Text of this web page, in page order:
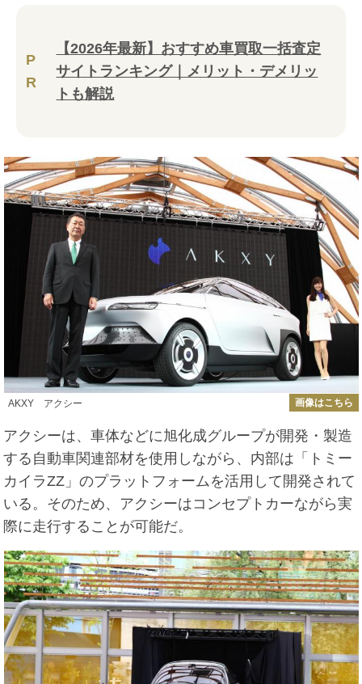
P
R
【2026年最新】おすすめ車買取一括査定
サイトランキング｜メリット・デメリッ
トも解説
AKXY アクシー 画像はこちら
アクシーは、車体などに旭化成グループが開発・製造
する自動車関連部材を使用しながら、内部は「トミー
カイラZZ」のプラットフォームを活用して開発されて
いる。そのため、アクシーはコンセプトカーながら実
際に走行することが可能だ。